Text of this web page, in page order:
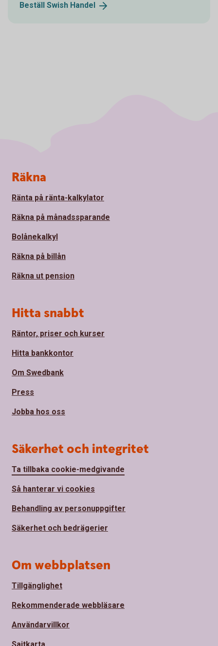
Beställ Swish Handel
Sidfot
Räkna
Ränta på ränta-kalkylator
Räkna på månadssparande
Bolånekalkyl
Räkna på billån
Räkna ut pension
Hitta snabbt
Räntor, priser och kurser
Hitta bankkontor
Om Swedbank
Press
Jobba hos oss
Säkerhet och integritet
Ta tillbaka cookie-medgivande
Så hanterar vi cookies
Behandling av personuppgifter
Säkerhet och bedrägerier
Om webbplatsen
Tillgänglighet
Rekommenderade webbläsare
Användarvillkor